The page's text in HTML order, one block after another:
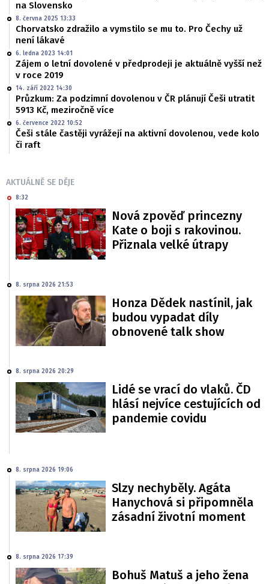
na Slovensko
8. června 2025 13:33
Chorvatsko zdražilo a vymstilo se mu to. Pro Čechy už
není lákavé
6. ledna 2023 14:01
Zájem o letní dovolené v předprodeji je aktuálně vyšší než
v roce 2019
14. září 2022 14:30
Průzkum: Za podzimní dovolenou v ČR plánují Češi utratit
5913 Kč, meziročně více
6. července 2022 10:52
Češi stále častěji vyrážejí na aktivní dovolenou, vede kolo
či raft
AKTUÁLNĚ SE DĚJE
8:32
Nová zpověď princezny
Kate o boji s rakovinou.
Přiznala velké útrapy
8. srpna 2026 21:53
Honza Dědek nastínil, jak
budou vypadat díly
obnovené talk show
8. srpna 2026 20:29
Lidé se vrací do vlaků. ČD
hlásí nejvíce cestujících od
pandemie covidu
8. srpna 2026 19:06
Slzy nechyběly. Agáta
Hanychová si připomněla
zásadní životní moment
8. srpna 2026 17:39
Bohuš Matuš a jeho žena